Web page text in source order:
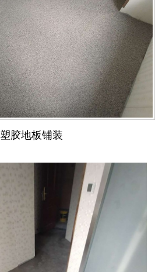
塑胶地板铺装